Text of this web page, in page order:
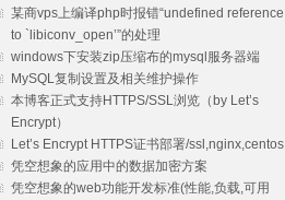
某商vps上编译php时报错“undefined reference
to `libiconv_open’”的处理
windows下安装zip压缩布的mysql服务器端
MySQL复制设置及相关维护操作
本博客正式支持HTTPS/SSL浏览（by Let’s
Encrypt）
Let’s Encrypt HTTPS证书部署/ssl,nginx,centos
凭空想象的应用中的数据加密方案
凭空想象的web功能开发标准(性能,负载,可用